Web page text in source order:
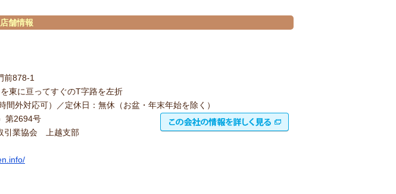
舗情報
前878-1
東に亘ってすぐのT字路を左折
間外対応可）／定休日：無休（お盆・年末年始を除く）
第2694号
引業協会 上越支部